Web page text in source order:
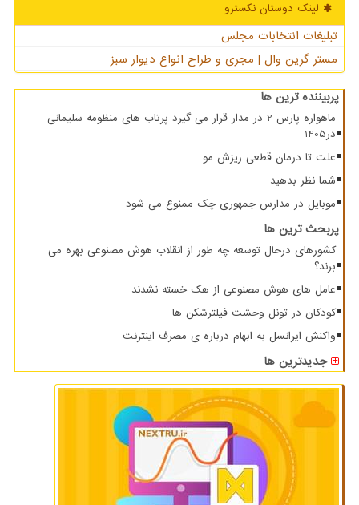
لینک دوستان نكسترو
تبلیغات انتخابات مجلس
مستر گرین وال | مجری و طراح انواع دیوار سبز
پربیننده ترین ها
ماهواره پارس 2 در مدار قرار می گیرد پرتاب های منظومه سلیمانی
در1405
علت تا درمان قطعی ریزش مو
شما نظر بدهید
موبایل در مدارس جمهوری چک ممنوع می شود
پربحث ترین ها
کشورهای درحال توسعه چه طور از انقلاب هوش مصنوعی بهره می
برند؟
عامل های هوش مصنوعی از هک خسته نشدند
کودکان در تونل وحشت فیلترشکن ها
واکنش ایرانسل به ابهام درباره ی مصرف اینترنت
جدیدترین ها